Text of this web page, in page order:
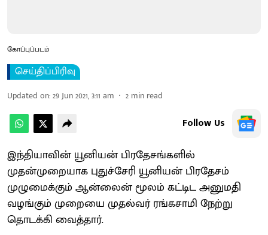
கோப்புப்படம்
செய்திப்பிரிவு
Updated on:29 Jun 2021, 3:11 am 2 min read
Follow Us
இந்தியாவின் யூனியன் பிரதேசங்களில்
முதன்முறையாக புதுச்சேரி யூனியன் பிரதேசம்
முழுமைக்கும் ஆன்லைன் மூலம் கட்டிட அனுமதி
வழங்கும் முறையை முதல்வர் ரங்கசாமி நேற்று
தொடக்கி வைத்தார்.